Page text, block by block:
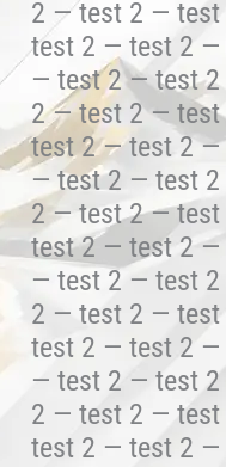
2 — test 2 —
test 2 — test 2
— test 2 — test
2 — test 2 —
test 2 — test 2
— test 2 — test
2 — test 2 —
test 2 — test 2
— test 2 — test
2 — test 2 —
test 2 — test 2
— test 2 — test
2 — test 2 —
test 2 — test 2